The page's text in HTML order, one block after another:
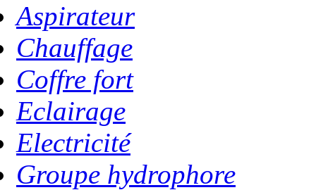
Aspirateur
Chauffage
Coffre fort
Eclairage
Electricité
Groupe hydrophore